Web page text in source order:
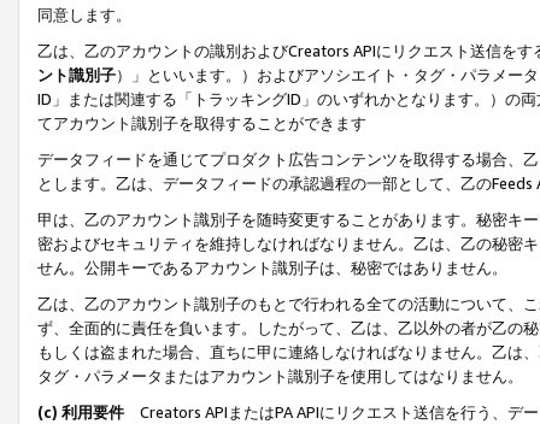
同意します。
乙は、乙のアカウントの識別およびCreators APIにリクエスト送信を
ント識別子）」といいます。）およびアソシエイト・タグ・パラメー
ID」または関連する「トラッキングID」のいずれかとなります。）の
てアカウント識別子を取得することができます
データフィードを通じてプロダクト広告コンテンツを取得する場合、
とします。乙は、データフィードの承認過程の一部として、乙の
甲は、乙のアカウント識別子を随時変更することがあります。秘密キ
密およびセキュリティを維持しなければなりません。乙は、乙の秘密
せん。公開キーであるアカウント識別子は、秘密ではありません。
乙は、乙のアカウント識別子のもとで行われる全ての活動について、
ず、全面的に責任を負います。したがって、乙は、乙以外の者が乙の
もしくは盗まれた場合、直ちに甲に連絡しなければなりません。乙は
タグ・パラメータまたはアカウント識別子を使用してはなりません。
(c) 利用要件 Creators APIまたはPA APIにリクエスト送信を行う、デ